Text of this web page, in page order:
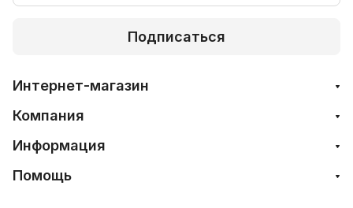
Подписаться
Интернет-магазин
Компания
Информация
Помощь